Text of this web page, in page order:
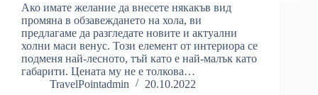
Ако имате желание да внесете някакъв вид
промяна в обзавеждането на хола, ви
предлагаме да разгледате новите и актуални
холни маси венус. Този елемент от интериора се
подменя най-лесното, тъй като е най-малък като
габарити. Цената му не е толкова…
TravelPointadmin
20.10.2022